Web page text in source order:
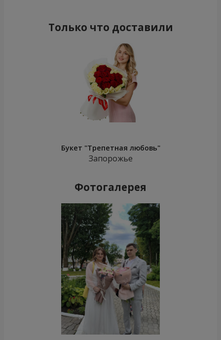
Только что доставили
Букет "Трепетная любовь"
Запорожье
Фотогалерея